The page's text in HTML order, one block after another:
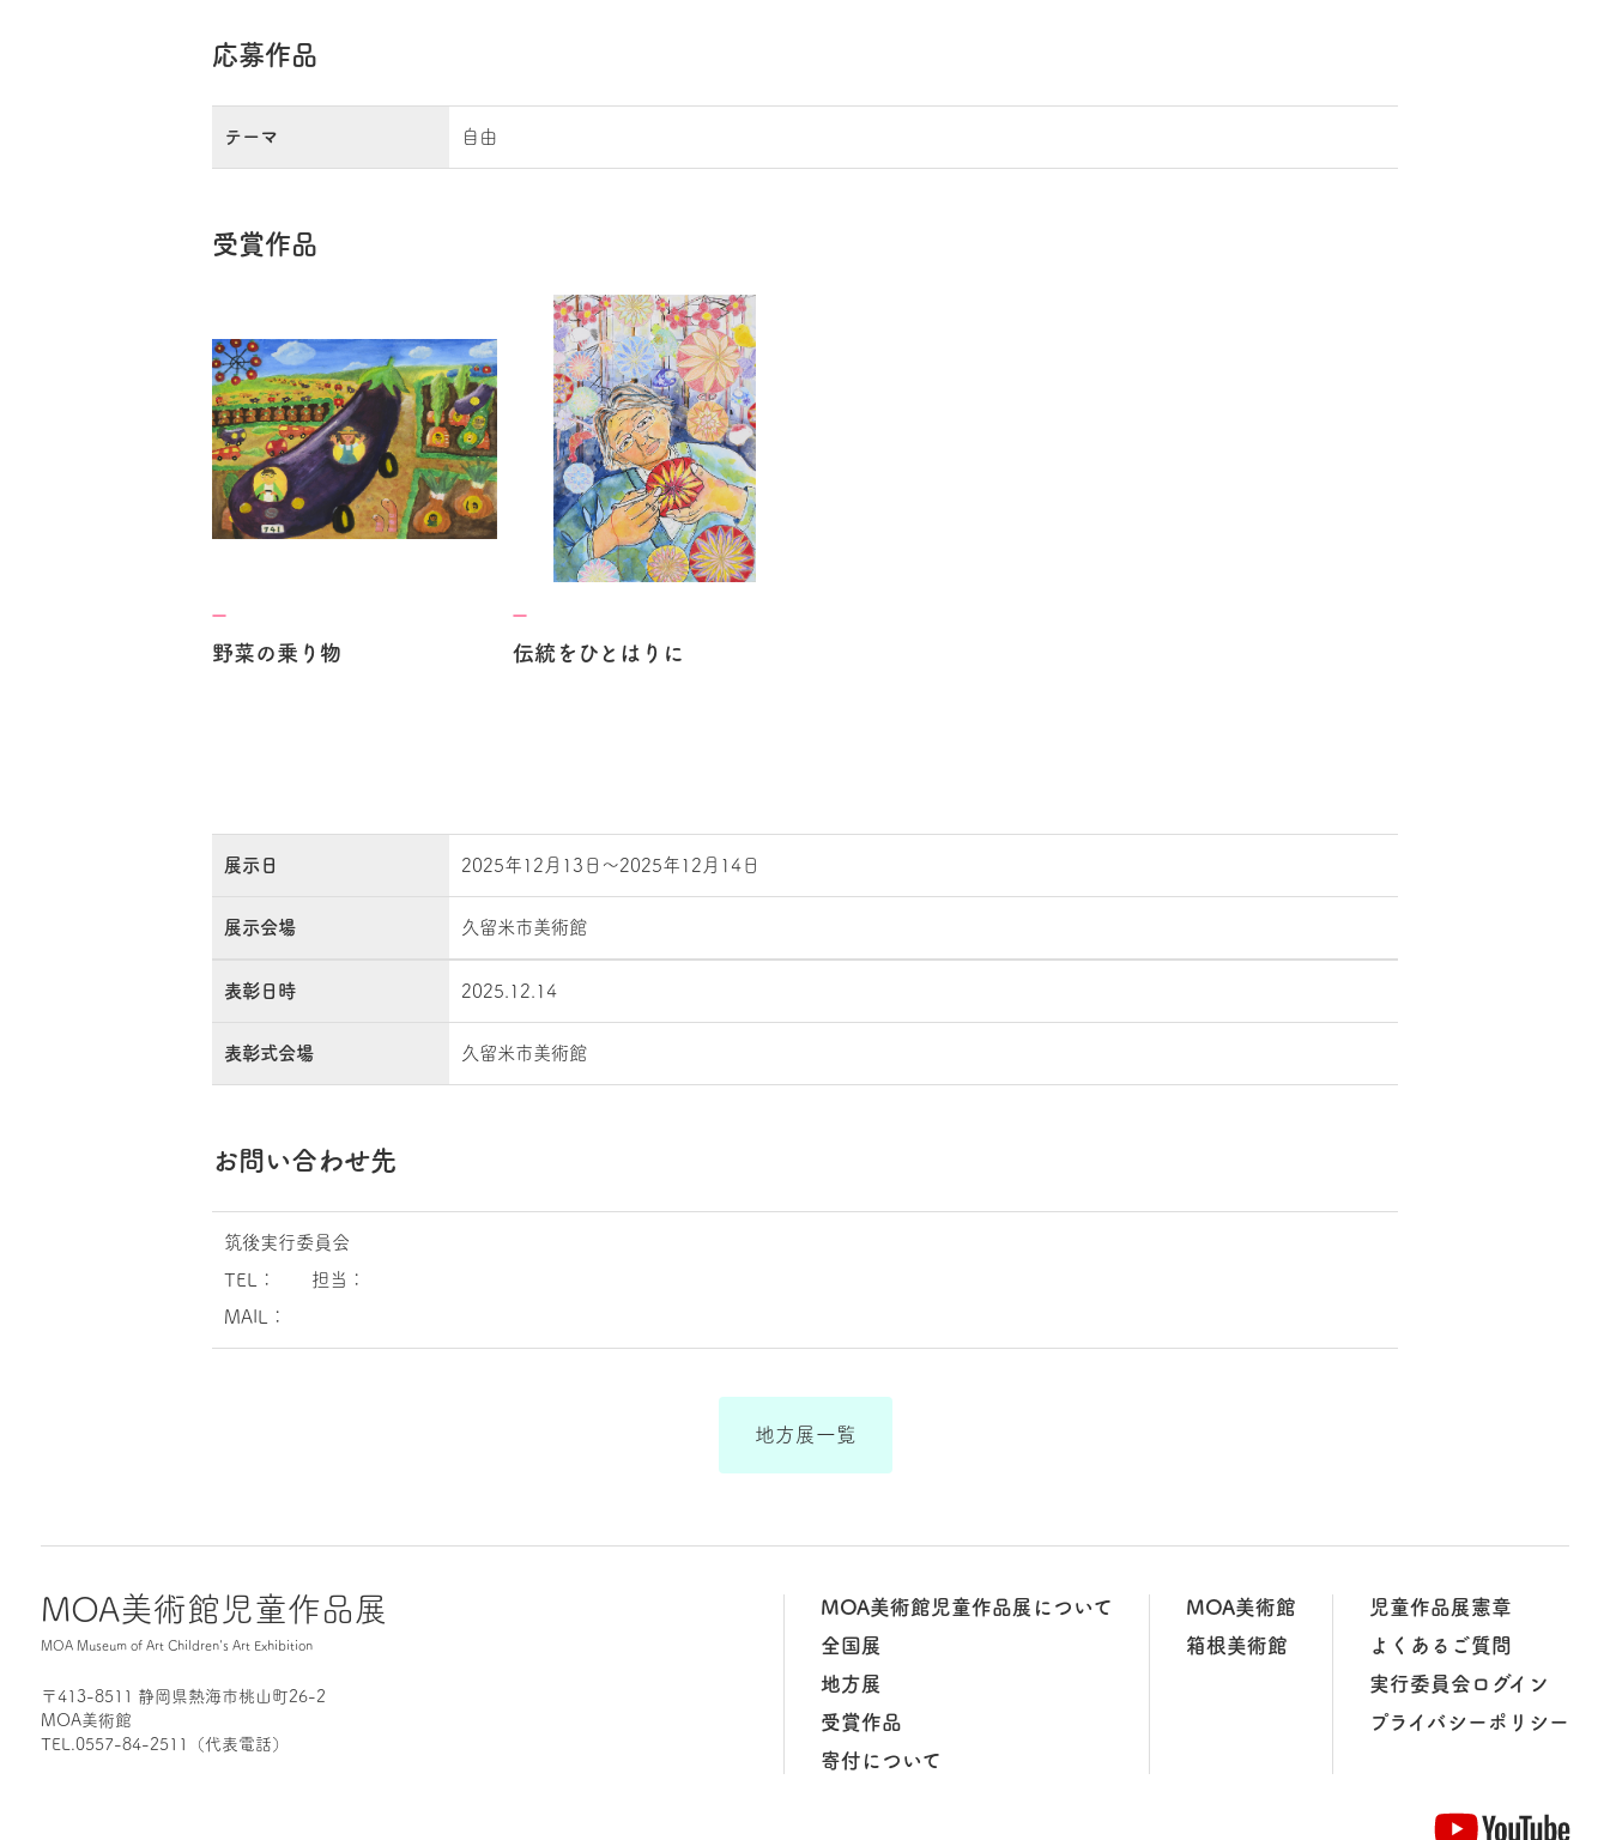
応募作品
テーマ 自由
受賞作品
野菜の乗り物 伝統をひとはりに
展示日 2025年12月13日～2025年12月14日
展示会場 久留米市美術館
表彰日時 2025.12.14
表彰式会場 久留米市美術館
お問い合わせ先
筑後実行委員会
TEL： 担当：
MAIL：
地方展一覧
MOA美術館児童作品展
MOA Museum of Art Children's Art Exhibition
〒413-8511 静岡県熱海市桃山町26-2
MOA美術館
TEL.0557-84-2511（代表電話）
MOA美術館児童作品展について
全国展
地方展
受賞作品
寄付について
MOA美術館
箱根美術館
児童作品展憲章
よくあるご質問
実行委員会ログイン
プライバシーポリシー